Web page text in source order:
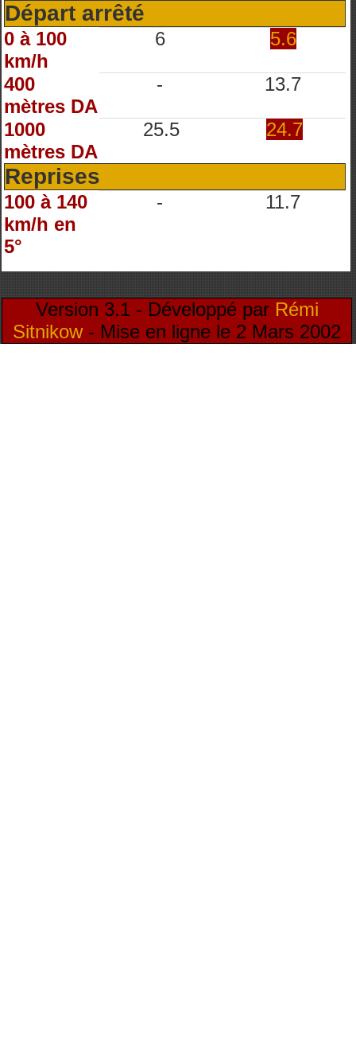
Départ arrêté
0 à 100
km/h
6 5.6
400
mètres DA
- 13.7
1000
mètres DA
25.5 24.7
Reprises
100 à 140
km/h en
5°
- 11.7
Version 3.1 - Développé par Rémi
Sitnikow- Mise en ligne le 2 Mars 2002